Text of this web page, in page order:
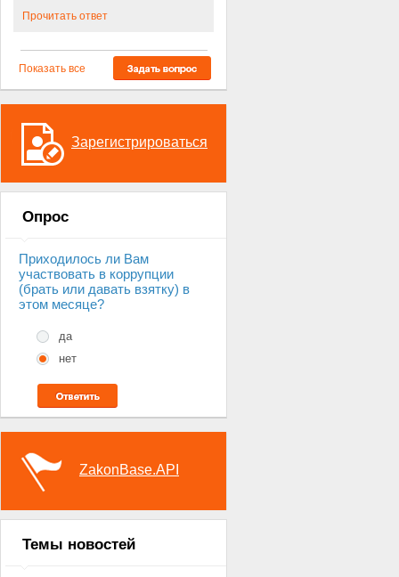
Прочитать ответ
Показать все
Зарегистрироваться
Опрос
Приходилось ли Вам
участвовать в коррупции
(брать или давать взятку) в
этом месяце?
да
нет
ZakonBase.API
Темы новостей